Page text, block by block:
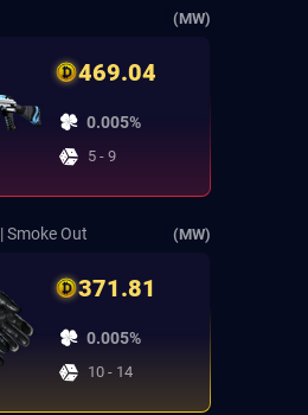
(MW)
469.04
0.005%
5 - 9
| Smoke Out (MW)
371.81
0.005%
10 - 14